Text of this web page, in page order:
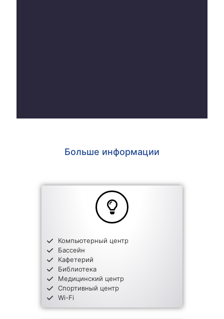
Больше информации
Компьютерный центр
Бассейн
Кафетерий
Библиотека
Медицинский центр
Спортивный центр
Wi-Fi